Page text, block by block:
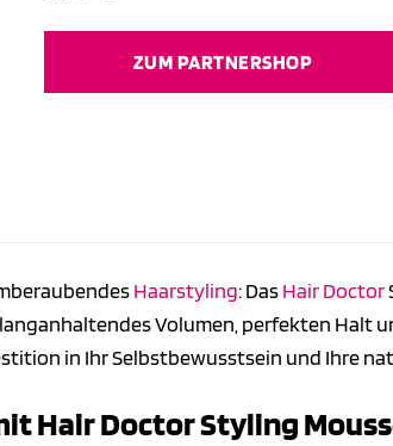
ZUM PARTNERSHOP
Haarstyling: DasHair Doctor
Volumen, perfekten Halt
in Ihr Selbstbewusstsein und Ihre
Hair Doctor Styling